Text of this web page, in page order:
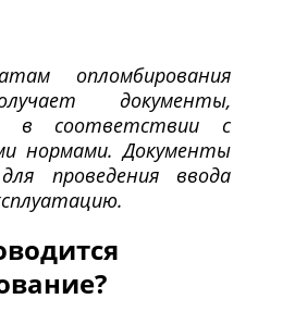
опломбирования
документы,
в соответствии с
нормами. Документы
проведения ввода